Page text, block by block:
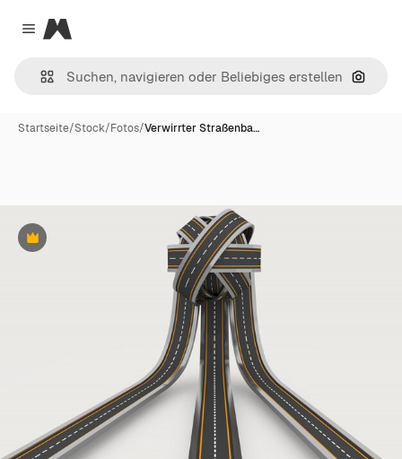
Close menu
Magnific
Nach
Startseite/Stock/Fotos/Verwirrter Straßenba…
Premium